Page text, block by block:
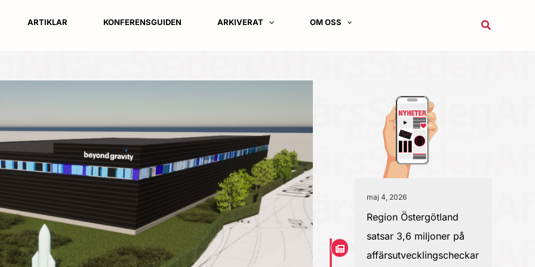
ARTIKLAR KONFERENSGUIDEN ARKIVERAT OM OSS Sök
maj 4, 2026
Region Östergötland
satsar 3,6 miljoner på
affärsutvecklingscheckar